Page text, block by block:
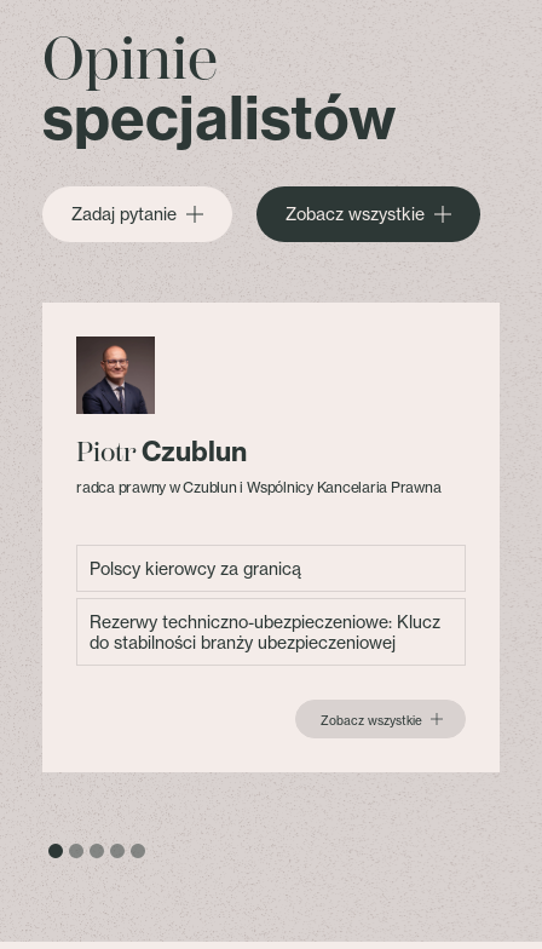
Opinie
specjalistów
Zadaj pytanie Zobacz wszystkie
PiotrCzublun
radca prawny w Czublun i Wspólnicy Kancelaria Prawna
Polscy kierowcy za granicą
Rezerwy techniczno-ubezpieczeniowe: Klucz
do stabilności branży ubezpieczeniowej
Zobacz wszystkie